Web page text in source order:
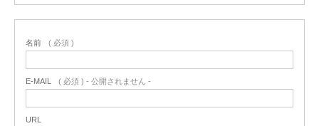
名前 ( 必須 )
E-MAIL ( 必須 ) - 公開されません -
URL